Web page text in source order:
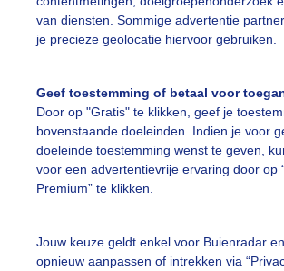
van diensten. Sommige advertentie
je precieze geolocatie hiervoor gebruiken.
Geef toestemming of betaal voor
Door op "Gratis" te klikken, geef je
bovenstaande doeleinden. Indien je voor
doeleinde toestemming wenst te geven,
voor een advertentievrije ervaring door op
Premium” te klikken.
Jouw keuze geldt enkel voor Buienradar
opnieuw aanpassen of intrekken via
Wolken